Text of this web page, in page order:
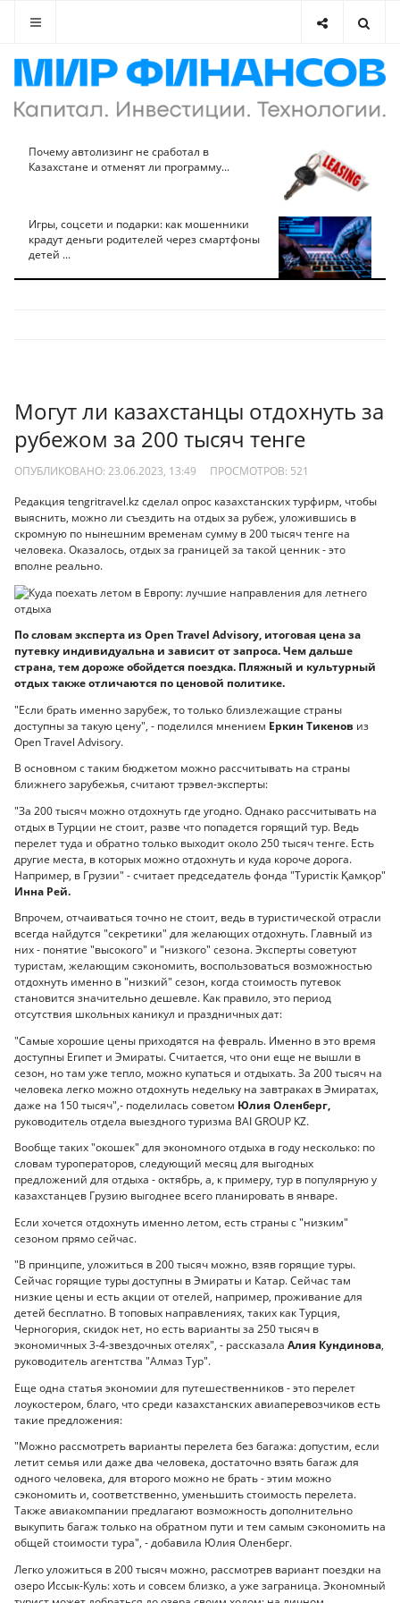
Почему автолизинг не сработал в
Казахстане и отменят ли программу...
Игры, соцсети и подарки: как мошенники
крадут деньги родителей через смартфоны
детей ...
Могут ли казахстанцы отдохнуть за
рубежом за 200 тысяч тенге
ОПУБЛИКОВАНО: 23.06.2023, 13:49 ПРОСМОТРОВ: 521
Редакция tengritravel.kz сделал опрос казахстанских турфирм, чтобы
выяснить, можно ли съездить на отдых за рубеж, уложившись в
скромную по нынешним временам сумму в 200 тысяч тенге на
человека. Оказалось, отдых за границей за такой ценник - это
вполне реально.
По словам эксперта из Open Travel Advisory, итоговая цена за
путевку индивидуальна и зависит от запроса. Чем дальше
страна, тем дороже обойдется поездка. Пляжный и культурный
отдых также отличаются по ценовой политике.
"Если брать именно зарубеж, то только близлежащие страны
доступны за такую цену", - поделился мнением Еркин Тикенов из
Open Travel Advisory.
В основном с таким бюджетом можно рассчитывать на страны
ближнего зарубежья, считают трэвел-эксперты:
"За 200 тысяч можно отдохнуть где угодно. Однако рассчитывать на
отдых в Турции не стоит, разве что попадется горящий тур. Ведь
перелет туда и обратно только выходит около 250 тысяч тенге. Есть
другие места, в которых можно отдохнуть и куда короче дорога.
Например, в Грузии" - считает председатель фонда "Туристік Қамқор"
Инна Рей.
Впрочем, отчаиваться точно не стоит, ведь в туристической отрасли
всегда найдутся "секретики" для желающих отдохнуть. Главный из
них - понятие "высокого" и "низкого" сезона. Эксперты советуют
туристам, желающим сэкономить, воспользоваться возможностью
отдохнуть именно в "низкий" сезон, когда стоимость путевок
становится значительно дешевле. Как правило, это период
отсутствия школьных каникул и праздничных дат:
"Самые хорошие цены приходятся на февраль. Именно в это время
доступны Египет и Эмираты. Считается, что они еще не вышли в
сезон, но там уже тепло, можно купаться и отдыхать. За 200 тысяч на
человека легко можно отдохнуть недельку на завтраках в Эмиратах,
даже на 150 тысяч",- поделилась советом Юлия Оленберг,
руководитель отдела выездного туризма BAI GROUP KZ.
Вообще таких "окошек" для экономного отдыха в году несколько: по
словам туроператоров, следующий месяц для выгодных
предложений для отдыха - октябрь, а, к примеру, тур в популярную у
казахстанцев Грузию выгоднее всего планировать в январе.
Если хочется отдохнуть именно летом, есть страны с "низким"
сезоном прямо сейчас.
"В принципе, уложиться в 200 тысяч можно, взяв горящие туры.
Сейчас горящие туры доступны в Эмираты и Катар. Сейчас там
низкие цены и есть акции от отелей, например, проживание для
детей бесплатно. В топовых направлениях, таких как Турция,
Черногория, скидок нет, но есть варианты за 250 тысяч в
экономичных 3-4-звездочных отелях", - рассказала Алия Кундинова,
руководитель агентства "Алмаз Тур".
Еще одна статья экономии для путешественников - это перелет
лоукостером, благо, что среди казахстанских авиаперевозчиков есть
такие предложения:
"Можно рассмотреть варианты перелета без багажа: допустим, если
летит семья или даже два человека, достаточно взять багаж для
одного человека, для второго можно не брать - этим можно
сэкономить и, соответственно, уменьшить стоимость перелета.
Также авиакомпании предлагают возможность дополнительно
выкупить багаж только на обратном пути и тем самым сэкономить на
общей стоимости тура", - добавила Юлия Оленберг.
Легко уложиться в 200 тысяч можно, рассмотрев вариант поездки на
озеро Иссык-Куль: хоть и совсем близко, а уже заграница. Экономный